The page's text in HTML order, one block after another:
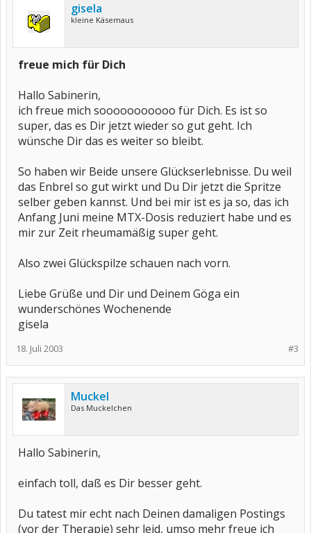
gisela
kleine Käsemaus
freue mich für Dich
Hallo Sabinerin,
ich freue mich sooooooooooo für Dich. Es ist so
super, das es Dir jetzt wieder so gut geht. Ich
wünsche Dir das es weiter so bleibt.
So haben wir Beide unsere Glückserlebnisse. Du weil
das Enbrel so gut wirkt und Du Dir jetzt die Spritze
selber geben kannst. Und bei mir ist es ja so, das ich
Anfang Juni meine MTX-Dosis reduziert habe und es
mir zur Zeit rheumamäßig super geht.
Also zwei Glückspilze schauen nach vorn.
Liebe Grüße und Dir und Deinem Göga ein
wunderschönes Wochenende
gisela
#3
18. Juli 2003
Muckel
Das Muckelchen
Hallo Sabinerin,
einfach toll, daß es Dir besser geht.
Du tatest mir echt nach Deinen damaligen Postings
(vor der Therapie) sehr leid, umso mehr freue ich